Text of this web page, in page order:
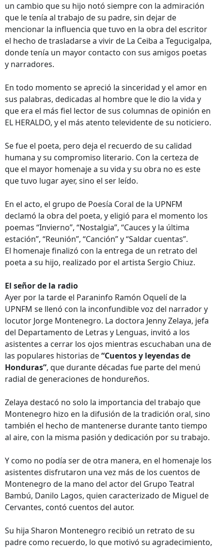
un cambio que su hijo notó siempre con la admiración
que le tenía al trabajo de su padre, sin dejar de
mencionar la influencia que tuvo en la obra del escritor
el hecho de trasladarse a vivir de La Ceiba a Tegucigalpa,
donde tenía un mayor contacto con sus amigos poetas
y narradores.
En todo momento se apreció la sinceridad y el amor en
sus palabras, dedicadas al hombre que le dio la vida y
que era el más fiel lector de sus columnas de opinión en
EL HERALDO, y el más atento televidente de su noticiero.
Se fue el poeta, pero deja el recuerdo de su calidad
humana y su compromiso literario. Con la certeza de
que el mayor homenaje a su vida y su obra no es este
que tuvo lugar ayer, sino el ser leído.
En el acto, el grupo de Poesía Coral de la UPNFM
declamó la obra del poeta, y eligió para el momento los
poemas “Invierno”, “Nostalgia”, “Cauces y la última
estación”, “Reunión”, “Canción” y “Saldar cuentas”.
El homenaje finalizó con la entrega de un retrato del
poeta a su hijo, realizado por el artista Sergio Chiuz.
El señor de la radio
Ayer por la tarde el Paraninfo Ramón Oquelí de la
UPNFM se llenó con la inconfundible voz del narrador y
locutor Jorge Montenegro. La doctora Jenny Zelaya, jefa
del Departamento de Letras y Lenguas, invitó a los
asistentes a cerrar los ojos mientras escuchaban una de
las populares historias de“Cuentos y leyendas de
Honduras”, que durante décadas fue parte del menú
radial de generaciones de hondureños.
Zelaya destacó no solo la importancia del trabajo que
Montenegro hizo en la difusión de la tradición oral, sino
también el hecho de mantenerse durante tanto tiempo
al aire, con la misma pasión y dedicación por su trabajo.
Y como no podía ser de otra manera, en el homenaje los
asistentes disfrutaron una vez más de los cuentos de
Montenegro de la mano del actor del Grupo Teatral
Bambú, Danilo Lagos, quien caracterizado de Miguel de
Cervantes, contó cuentos del autor.
Su hija Sharon Montenegro recibió un retrato de su
padre como recuerdo, lo que motivó su agradecimiento,